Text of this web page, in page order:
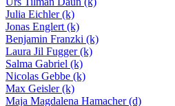
Julia Eichler(k)
Jonas Englert (k)
Benjamin Franzki (k)
Laura Jil Fugger(k)
Salma Gabriel (k)
Nicolas Gebbe (k)
Max Geisler(k)
Maja Magdalena Hamacher(d)